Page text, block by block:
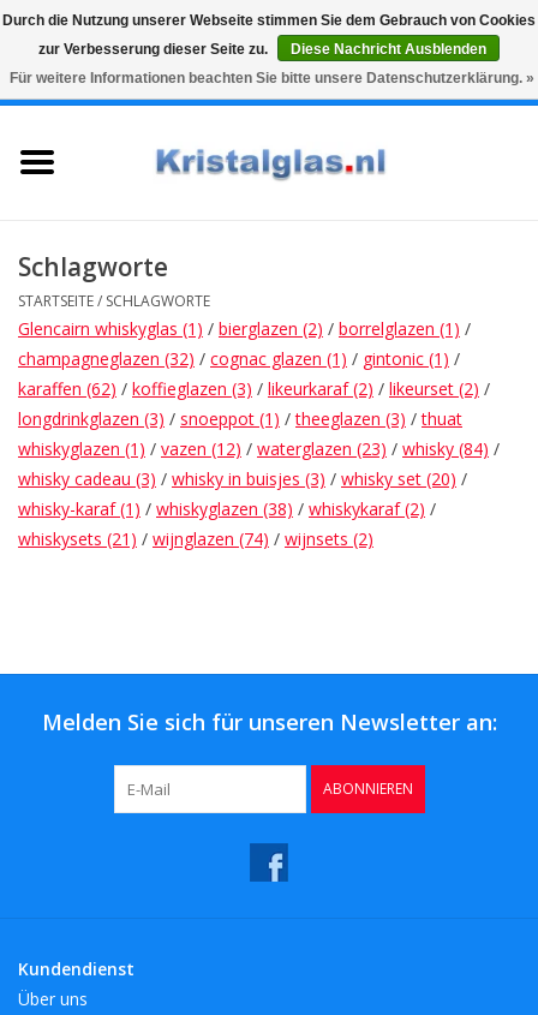
Snelle levering
Graveren
0 Artikel - €0,00
Karaffen
Glasgravur fur karaffe und
weinglaser
Vasen
Geschenke
Kaffee & Tee
Schlagworte
STARTSEITE/ SCHLAGWORTE
Glencairn whiskyglas (1) / bierglazen (2) / borrelglazen (1) /
champagneglazen (32) / cognac glazen (1) / gintonic (1) /
karaffen (62) / koffieglazen (3) / likeurkaraf(2) / likeurset (2) /
longdrinkglazen (3) / snoeppot (1) /theeglazen (3) /thuat
whiskyglazen (1) / vazen (12) / waterglazen (23) / whisky (84) /
whisky cadeau (3) / whisky in buisjes (3) / whisky set (20) /
whisky-karaf(1) / whiskyglazen (38) / whiskykaraf(2) /
whiskysets (21) / wijnglazen (74) / wijnsets (2)
Melden Sie sich für unseren Newsletter an:
ABONNIEREN
Kundendienst
Über uns
Durch die Nutzung unserer Webseite stimmen Sie dem Gebrauch von Cookies
zur Verbesserung dieser Seite zu.
Diese Nachricht Ausblenden
Für weitere Informationen beachten Sie bitte unsere Datenschutzerklärung. »